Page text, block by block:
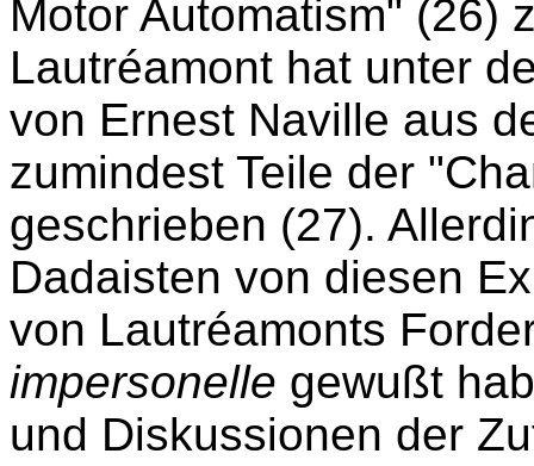
Motor Automatism" (26)
Lautréamont hat unter
von Ernest Naville aus
zumindest Teile der
geschrieben (27).
Dadaisten von diesen
von Lautréamonts
impersonelle gewußt
und Diskussionen der